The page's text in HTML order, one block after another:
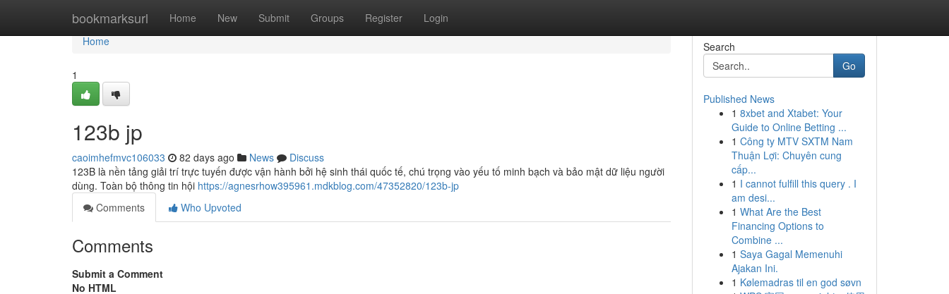
bookmarksurl Home New Submit Groups Register Login
Home
Home
1
123b jp
caoimhefmvc106033 82 days ago News
Discuss
123B là nền tảng giải trí trực tuyến được vận hành bởi hệ sinh thái quốc tế, chú trọng vào yếu tố minh bạch và bảo mật dữ liệu người
dùng. Toàn bộ thông tin hội https://agnesrhow395961.mdkblog.com/47352820/123b-jp
Comments
Who Upvoted
Comments
Submit a Comment
No HTML
Search
Go
Published News
1 8xbet and Xtabet: Your
Guide to Online Betting ...
1 Công ty MTV SXTM Nam
Thuận Lợi: Chuyên cung
cấp...
1 I cannot fulfill this query . I
am desi...
1 What Are the Best
Financing Options to
Combine ...
1 Saya Gagal Memenuhi
Ajakan Ini.
1 Kølemadras til en god søvn